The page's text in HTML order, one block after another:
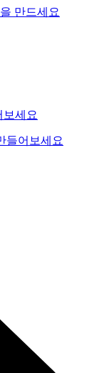
만드세요
세요
들어보세요